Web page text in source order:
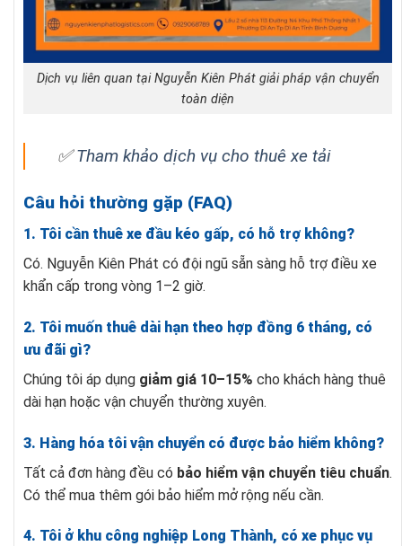
Dịch vụ liên quan tại Nguyễn Kiên Phát giải pháp vận chuyển
toàn diện
✅Tham khảo dịch vụ cho thuê xe tải
Câu hỏi thường gặp (FAQ)
1. Tôi cần thuê xe đầu kéo gấp, có hỗ trợ không?
Có. Nguyễn Kiên Phát có đội ngũ sẵn sàng hỗ trợ điều xe
khẩn cấp trong vòng 1–2 giờ.
2. Tôi muốn thuê dài hạn theo hợp đồng 6 tháng, có
ưu đãi gì?
Chúng tôi áp dụng giảm giá 10–15% cho khách hàng thuê
dài hạn hoặc vận chuyển thường xuyên.
3. Hàng hóa tôi vận chuyển có được bảo hiểm không?
Tất cả đơn hàng đều có bảo hiểm vận chuyển tiêu chuẩn.
Có thể mua thêm gói bảo hiểm mở rộng nếu cần.
4. Tôi ở khu công nghiệp Long Thành, có xe phục vụ